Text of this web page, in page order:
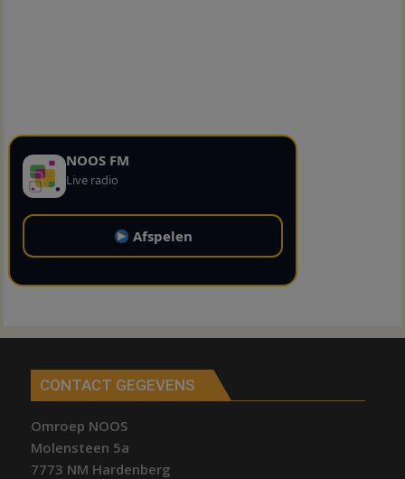
NOOS FM
Live radio
Afspelen
CONTACT GEGEVENS
Omroep NOOS
Molensteen 5a
7773 NM Hardenberg